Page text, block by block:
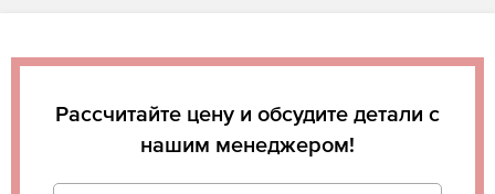
Рассчитайте цену и обсудите детали с
нашим менеджером!